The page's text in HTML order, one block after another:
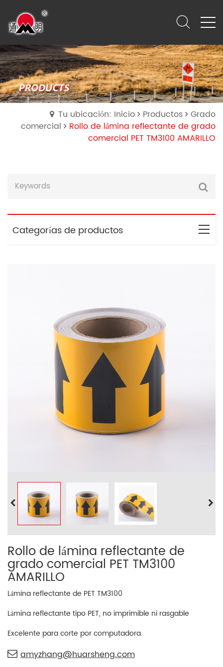
Tu ubicación: Inicio Productos
Grado
comercial
Rollo de lámina reflectante de grado
comercial PET TM3100 AMARILLO
Categorías de productos
Rollo de lámina reflectante de
grado comercial PET TM3100
AMARILLO
Lámina reflectante de PET TM3100
Lámina reflectante tipo PET, no imprimible ni rasgable
Excelente para corte por computadora.
amyzhang@huarsheng.com